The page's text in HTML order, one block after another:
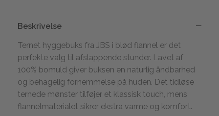
Beskrivelse
Ternet hyggebuks fra JBS i blød flannel er det
perfekte valg til afslappende stunder. Lavet af
100% bomuld giver buksen en naturlig åndbarhed
og behagelig fornemmelse på huden. Det tidløse
ternede mønster tilføjer et klassisk touch, mens
flannelmaterialet sikrer ekstra varme og komfort.